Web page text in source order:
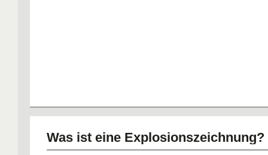
Was ist eine Explosionszeichnung?